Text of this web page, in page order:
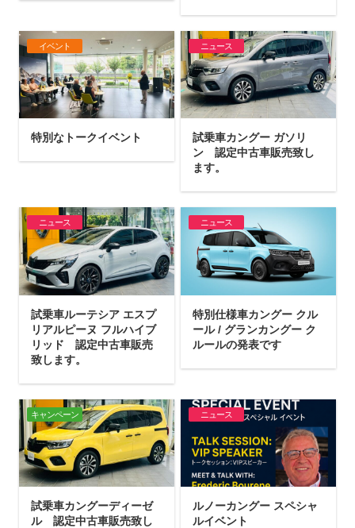
イベント
特別なトークイベント
ニュース
試乗車カングー ガソリ
ン 認定中古車販売致し
ます。
ニュース
試乗車ルーテシア エスプ
リアルピーヌ フルハイブ
リッド 認定中古車販売
致します。
ニュース
特別仕様車カングー クル
ール / グランカングー ク
ルールの発表です
キャンペーン
試乗車カングーディーゼ
ル 認定中古車販売致し
ニュース
ルノーカングー スペシャ
ルイベント